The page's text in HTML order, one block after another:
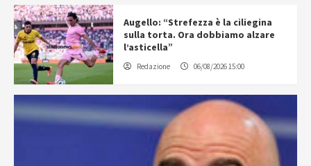
Augello: “Strefezza è la ciliegina
sulla torta. Ora dobbiamo alzare
l’asticella”
Redazione 06/08/2026 15:00